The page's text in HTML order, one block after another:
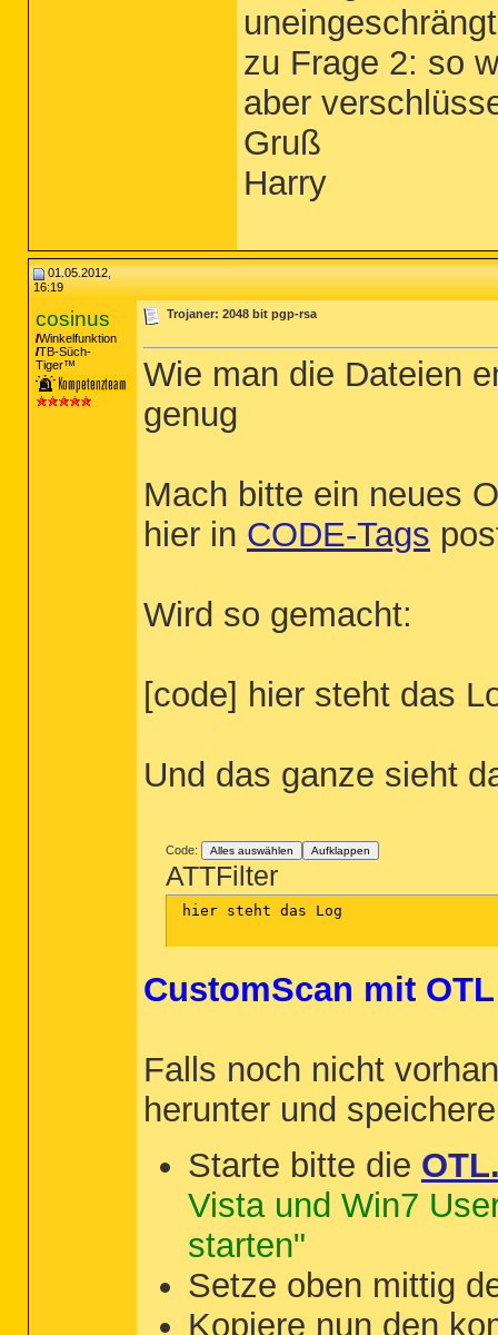
uneingeschrängt
zu Frage 2: so
aber
Gruß
Harry
01.05.2012,
16:19
cosinus
Winkelfunktion
TB-Süch-
Tiger™
Trojaner: 2048 bit pgp-rsa
Wie man die Dateien
genug
Mach bitte ein neues
hier in CODE-Tags
Wird so gemacht:
[code] hier steht das
Und das ganze sieht
Code: Alles auswählen Aufklappen
ATTFilter
hier steht das Log
CustomScan mit OTL
Falls noch nicht
herunter und
Starte bitte die
Vista und Win7
starten"
Setze oben mittig
Kopiere nun den